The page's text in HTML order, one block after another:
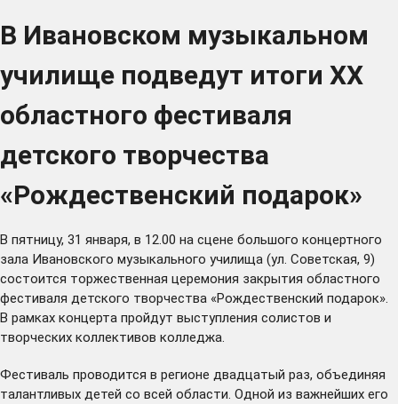
В Ивановском музыкальном
училище подведут итоги XX
областного фестиваля
детского творчества
«Рождественский подарок»
В пятницу, 31 января, в 12.00 на сцене большого концертного
зала Ивановского музыкального училища (ул. Советская, 9)
состоится торжественная церемония закрытия областного
фестиваля детского творчества «Рождественский подарок».
В рамках концерта пройдут выступления солистов и
творческих коллективов колледжа.
Фестиваль проводится в регионе двадцатый раз, объединяя
талантливых детей со всей области. Одной из важнейших его